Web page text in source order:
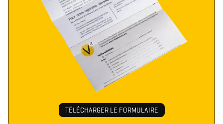
TÉLÉCHARGER LE FORMULAIRE